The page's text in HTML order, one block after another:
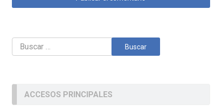
Buscar:
ACCESOS PRINCIPALES